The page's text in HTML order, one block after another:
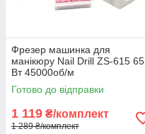
Фрезер машинка для
манікюру Nail Drill ZS-615 65
Вт 45000об/м
PROFESSIONAL Drill pro zs
615 манікюрний фрейзер SH
Готово до відправки
1 119 ₴/комплект
1 289 ₴/комплект